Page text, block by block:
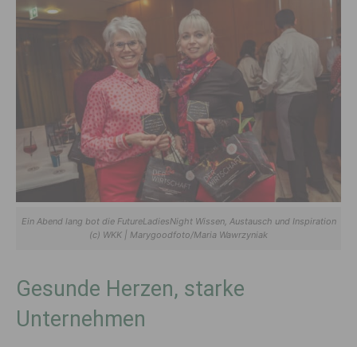
Ein Abend lang bot die FutureLadiesNight Wissen, Austausch und Inspiration
(c) WKK | Marygoodfoto/Maria Wawrzyniak
Gesunde Herzen, starke
Unternehmen